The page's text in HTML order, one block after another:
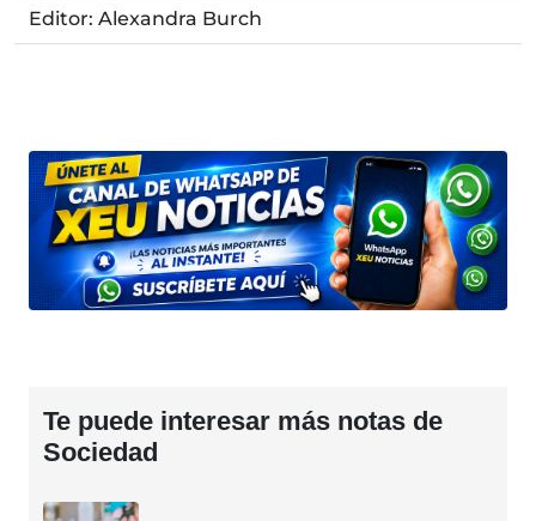
Editor: Alexandra Burch
Te puede interesar más notas de
Sociedad